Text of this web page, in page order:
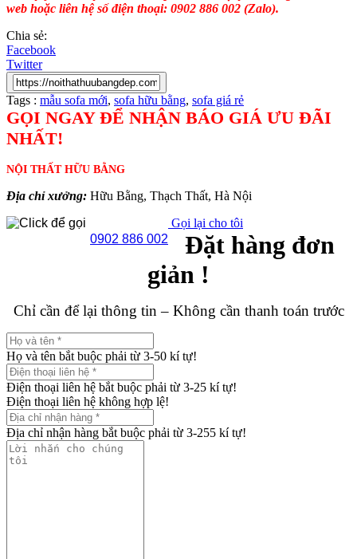
web hoặc liên hệ số điện thoại: 0902 886 002 (Zalo).
Chia sẻ:
Facebook
Twitter
Tags : mẫu sofa mới, sofa hữu bằng, sofa giá rẻ
GỌI NGAY ĐỂ NHẬN BÁO GIÁ ƯU ĐÃI
NHẤT!
NỘI THẤT HỮU BẰNG
Địa chỉ xưởng: Hữu Bằng, Thạch Thất, Hà Nội
0902 886 002
Gọi lại cho tôi
Đặt hàng đơn
giản !
Chỉ cần để lại thông tin – Không cần thanh toán trước
Họ và tên bắt buộc phải từ 3-50 kí tự!
Điện thoại liên hệ bắt buộc phải từ 3-25 kí tự!
Điện thoại liên hệ không hợp lệ!
Địa chỉ nhận hàng bắt buộc phải từ 3-255 kí tự!